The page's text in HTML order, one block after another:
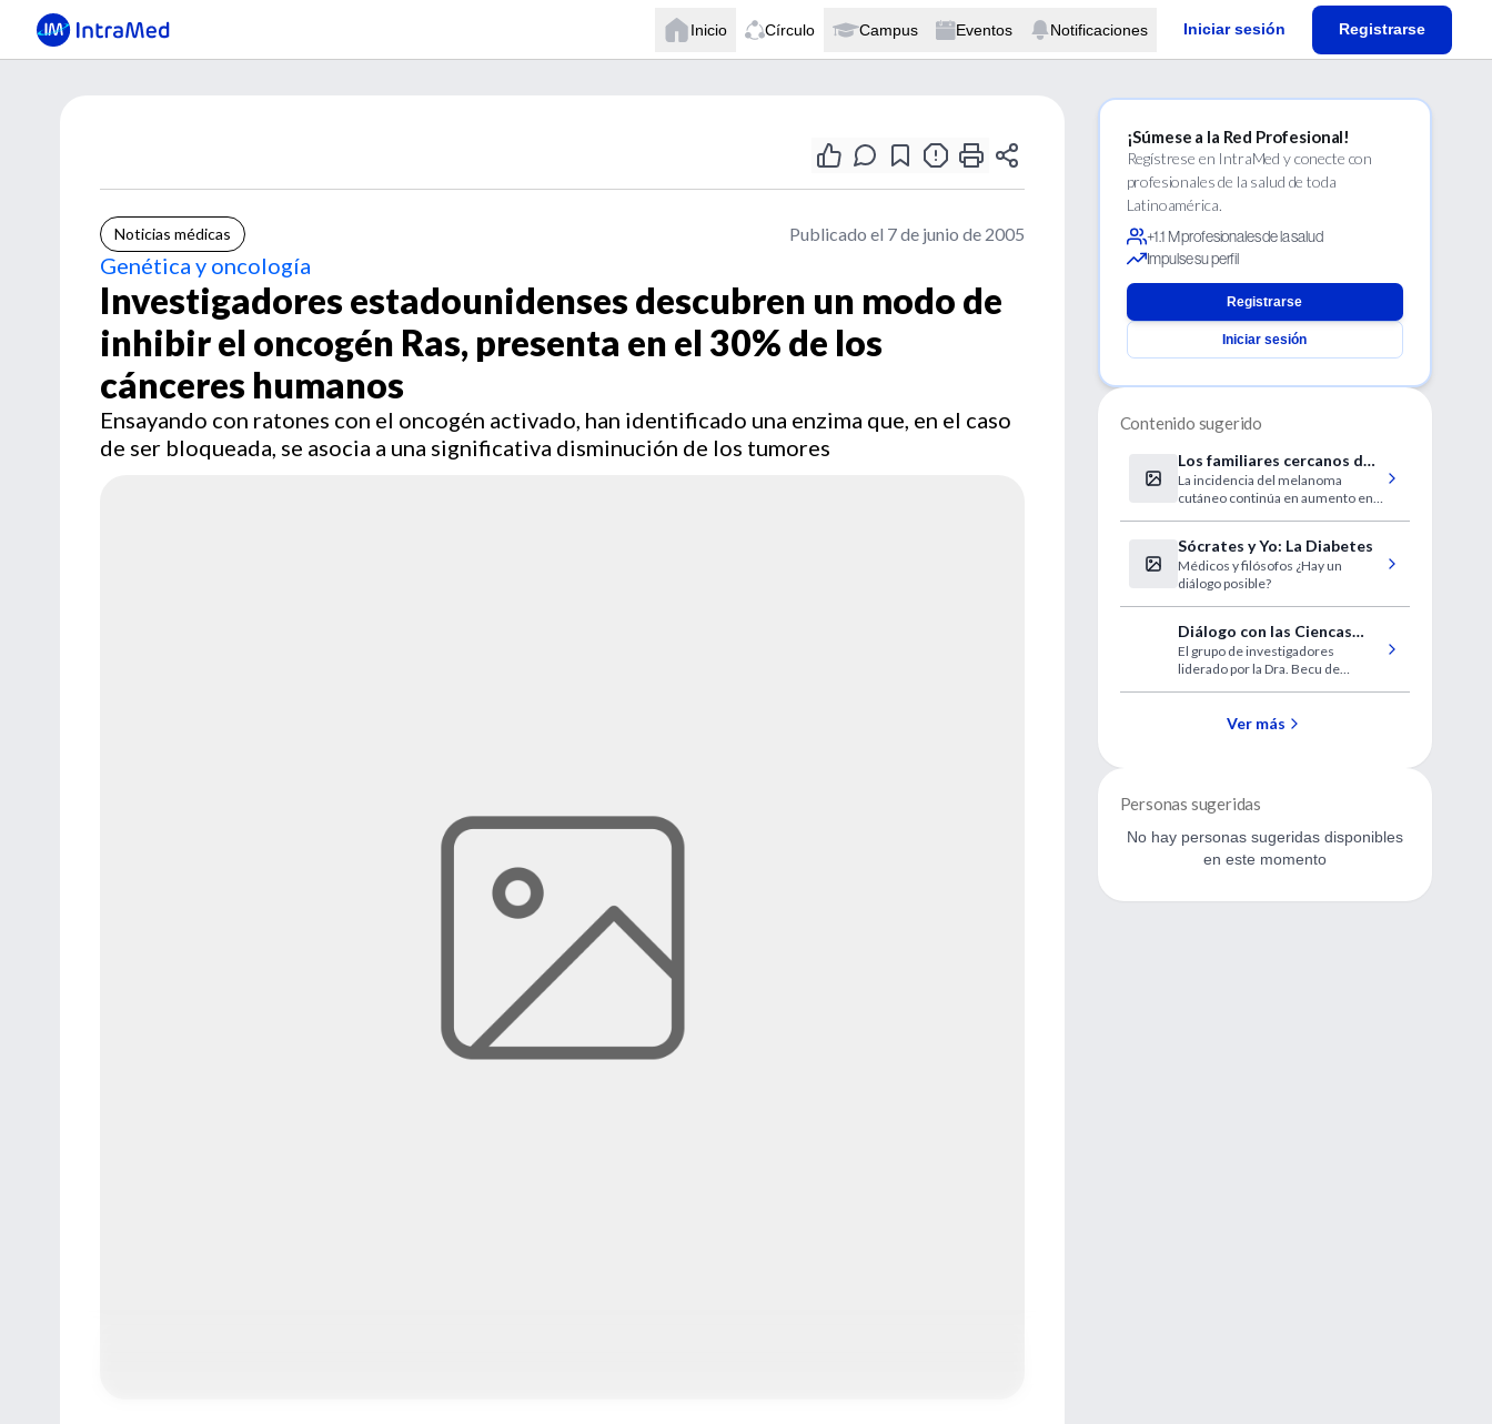
Inicio Círculo Campus Eventos Notificaciones Iniciar sesión Registrarse
Noticias médicas Publicado el 7 de junio de 2005
Genética y oncología
Investigadores estadounidenses descubren un modo de
inhibir el oncogén Ras, presenta en el 30% de los
cánceres humanos
Ensayando con ratones con el oncogén activado, han identificado una enzima que, en el caso
de ser bloqueada, se asocia a una significativa disminución de los tumores
¡Súmese a la Red Profesional!
Regístrese en IntraMed y conecte con
profesionales de la salud de toda
Latinoamérica.
+1.1 M profesionales de la salud
Impulse su perfil
Registrarse
Iniciar sesión
Contenido sugerido
Los familiares cercanos de
pacientes con melanoma
múltiple deberían entrar en
un programa de
diagnóstico precoz
La incidencia del melanoma
cutáneo continúa en aumento en
es la mutación del gen CDKN2A,
que está involucrado en la división
celular y codifica dos proteínas
supresoras de tumores:
p16INKA4 y p14ARF.
Sócrates y Yo: La Diabetes
Médicos y filósofos ¿Hay un
diálogo posible?
Diálogo con las Ciencas
Básicas: Prolactinomas:
nuevos blancos
terapéuticos
El grupo de investigadores
liderado por la Dra. Becu de
prestigiosa revista Endocrinology.
Ver más
Personas sugeridas
No hay personas sugeridas disponibles
en este momento